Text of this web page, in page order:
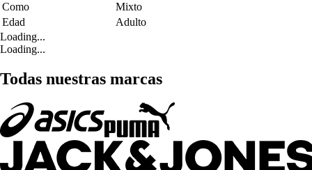
Como
Mixto
Edad
Adulto
Loading...
Loading...
Todas nuestras marcas